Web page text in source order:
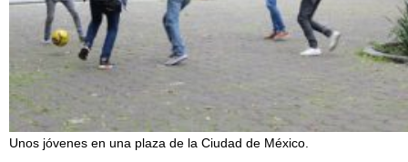
Unos jóvenes en una plaza de la Ciudad de México.